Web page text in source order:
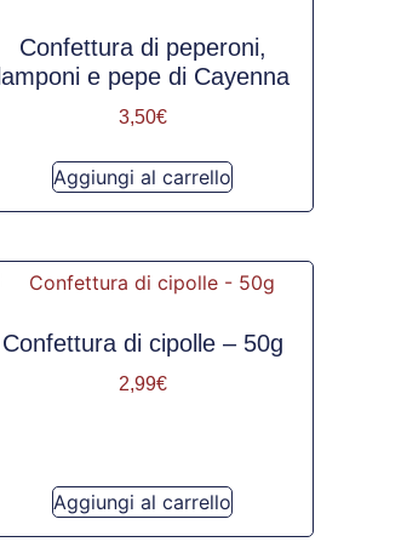
Confettura di peperoni,
lamponi e pepe di Cayenna
3,50€
Aggiungi al carrello
Confettura di cipolle – 50g
2,99€
Aggiungi al carrello